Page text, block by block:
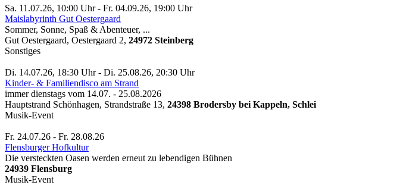
Sa. 11.07.26, 10:00 Uhr - Fr. 04.09.26, 19:00 Uhr
Maislabyrinth Gut Oestergaard
Sommer, Sonne, Spaß & Abenteuer, ...
Gut Oestergaard, Oestergaard 2, 24972 Steinberg
Sonstiges
Di. 14.07.26, 18:30 Uhr - Di. 25.08.26, 20:30 Uhr
Kinder- & Familiendisco am Strand
immer dienstags vom 14.07. - 25.08.2026
Hauptstrand Schönhagen, Strandstraße 13, 24398 Brodersby bei Kappeln, Schlei
Musik-Event
Fr. 24.07.26 - Fr. 28.08.26
Flensburger Hofkultur
Die versteckten Oasen werden erneut zu lebendigen Bühnen
24939 Flensburg
Musik-Event